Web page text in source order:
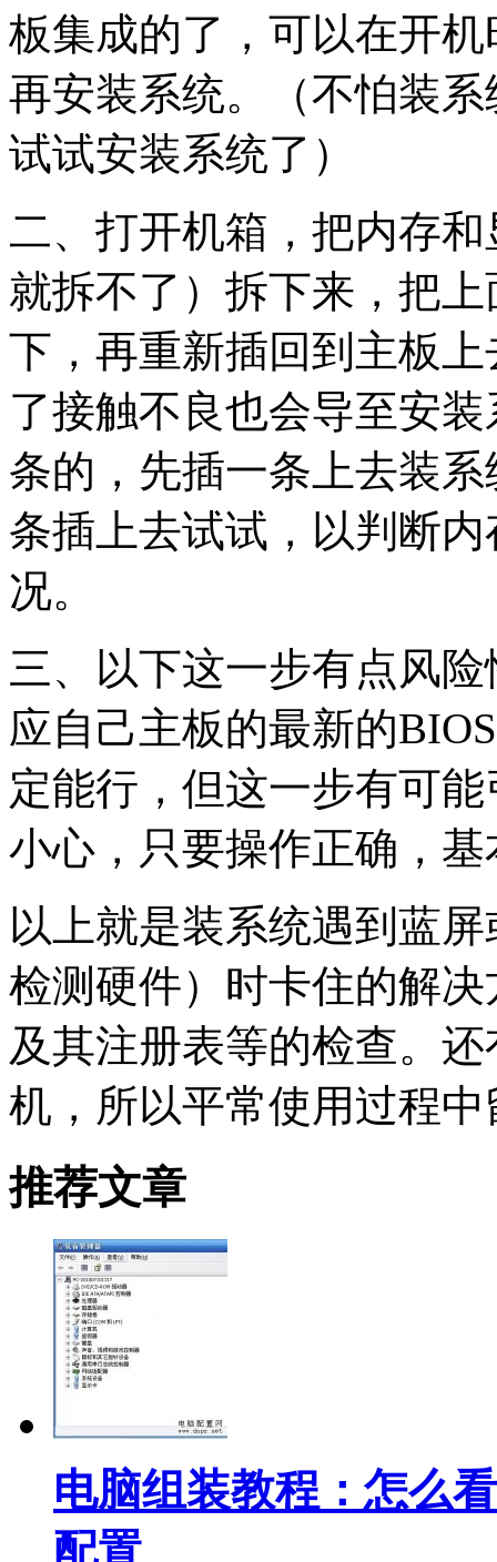
板集成的了，可以在开
再安装系统。（不怕装
试试安装系统了）
二、打开机箱，把内存
就拆不了）拆下来，把
下，再重新插回到主板
了接触不良也会导至安
条的，先插一条上去装
条插上去试试，以判断
况。
三、以下这一步有点风
应自己主板的最新的
定能行，但这一步有可
小心，只要操作正确，
以上就是装系统遇到蓝
检测硬件）时卡住的解
及其注册表等的检查。
机，所以平常使用过程
推荐文章
电脑组装教程：怎么
配置